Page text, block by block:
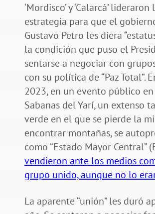
‘Mordisco’ y ‘Calarcá’ lideraron
estrategia para que el
Gustavo Petro les diera
la condición que puso el
sentarse a negociar con
con su política de “Paz Total”.
2023, en un evento público
Sabanas del Yarí, un extenso
verde en el que se pierde la
encontrar montañas, se
como “Estado Mayor Central”
vendieron ante los medios
grupo unido, aunque no lo
La aparente “unión” les duró